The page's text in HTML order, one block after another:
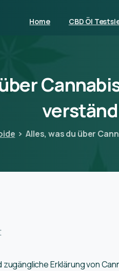
Home CBD Öl
Alles, was du über
Erklärung von